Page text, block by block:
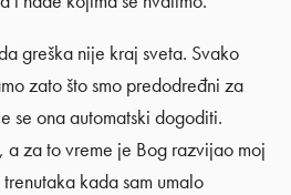
greška nije kraj sveta. Svako
zato što smo predodređni za
se ona automatski dogoditi.
a za to vreme je Bog razvijao moj
kada sam umalo